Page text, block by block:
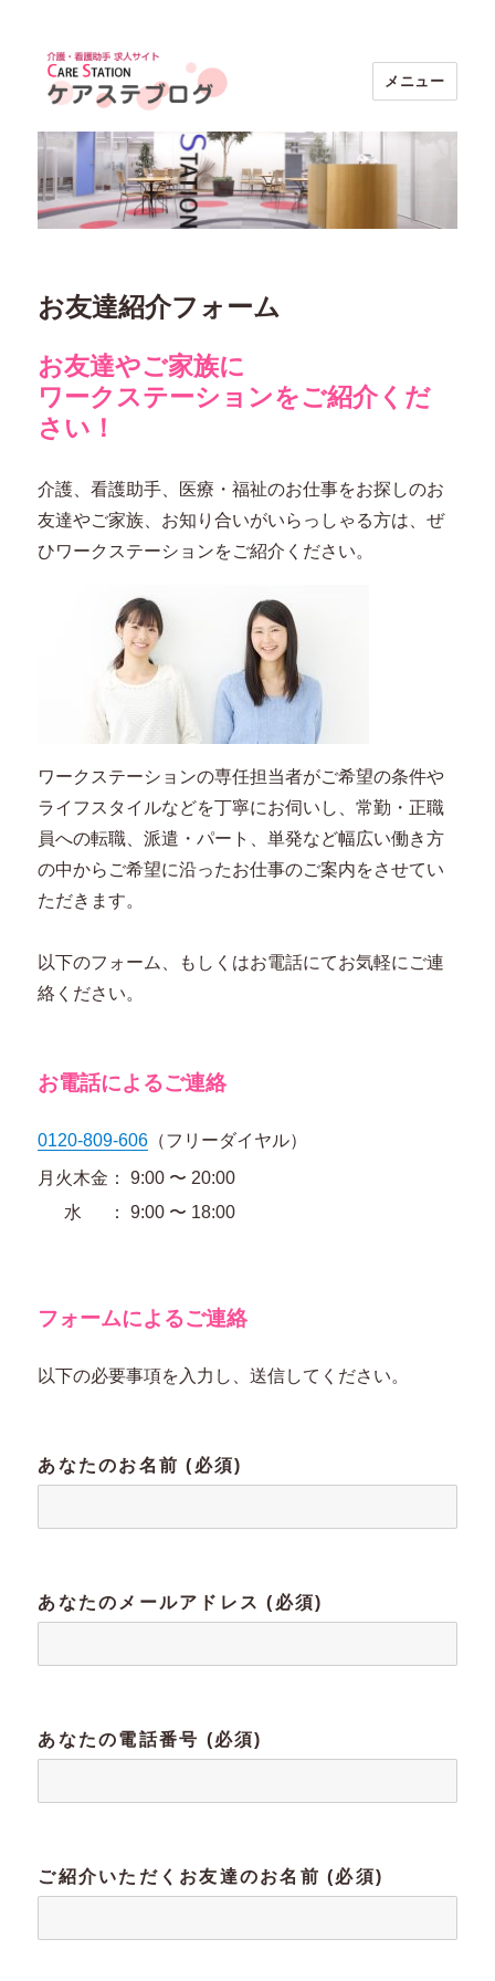
ケアステブログ｜介護・看護助手求人
【ケアステーション】
メニュー
お友達紹介フォーム
お友達やご家族に
ワークステーションをご紹介くだ
さい！
介護、看護助手、医療・福祉のお仕事をお探しのお
友達やご家族、お知り合いがいらっしゃる方は、ぜ
ひワークステーションをご紹介ください。
ワークステーションの専任担当者がご希望の条件や
ライフスタイルなどを丁寧にお伺いし、常勤・正職
員への転職、派遣・パート、単発など幅広い働き方
の中からご希望に沿ったお仕事のご案内をさせてい
ただきます。
以下のフォーム、もしくはお電話にてお気軽にご連
絡ください。
お電話によるご連絡
0120-809-606 （フリーダイヤル）
月火木金
9:00 〜 20:00
水
9:00 〜 18:00
フォームによるご連絡
以下の必要事項を入力し、送信してください。
あなたのお名前 (必須)
あなたのメールアドレス (必須)
あなたの電話番号 (必須)
ご紹介いただくお友達のお名前 (必須)